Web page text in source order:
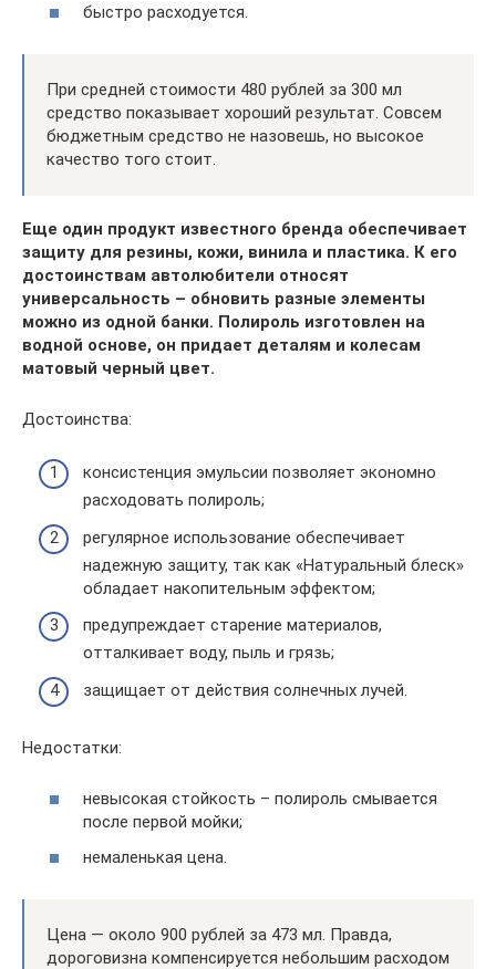
быстро расходуется.
При средней стоимости 480 рублей за 300 мл
средство показывает хороший результат. Совсем
бюджетным средство не назовешь, но высокое
качество того стоит.
Еще один продукт известного бренда обеспечивает
защиту для резины, кожи, винила и пластика. К его
достоинствам автолюбители относят
универсальность – обновить разные элементы
можно из одной банки. Полироль изготовлен на
водной основе, он придает деталям и колесам
матовый черный цвет.
Достоинства:
консистенция эмульсии позволяет экономно
расходовать полироль;
регулярное использование обеспечивает
надежную защиту, так как «Натуральный блеск»
обладает накопительным эффектом;
предупреждает старение материалов,
отталкивает воду, пыль и грязь;
защищает от действия солнечных лучей.
Недостатки:
невысокая стойкость – полироль смывается
после первой мойки;
немаленькая цена.
Цена — около 900 рублей за 473 мл. Правда,
дороговизна компенсируется небольшим расходом